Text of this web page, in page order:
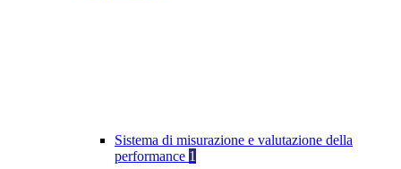
Sistema di misurazione e valutazione della
performance 1